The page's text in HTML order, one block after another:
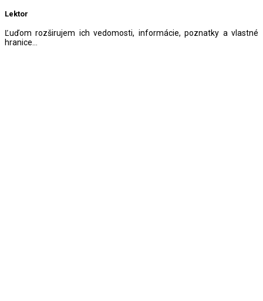
Lektor
Ľuďom rozširujem ich vedomosti, informácie, poznatky a vlastné
hranice...